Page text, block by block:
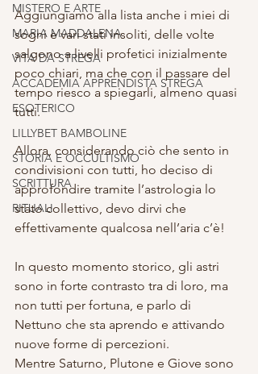
MISTERO E ARTE
MARIA MADDALENA
VITA DA STREGA
ACCADEMIA APPRENDISTA STREGA
ESOTERICO
LILLYBET BAMBOLINE
STORIA E OCCULTISMO
SCRITTURA
RITUALI
Aggiungiamo alla lista anche i miei di
sogni e vari stati insoliti, delle volte
salgono a livelli profetici inizialmente
poco chiari, ma che con il passare del
tempo riesco a spiegarli, almeno quasi
tutti.
Allora, considerando ciò che sento in
condivisioni con tutti, ho deciso di
approfondire tramite l’astrologia lo
stato collettivo, devo dirvi che
effettivamente qualcosa nell’aria c’è!
In questo momento storico, gli astri
sono in forte contrasto tra di loro, ma
non tutti per fortuna, e parlo di
Nettuno che sta aprendo e attivando
nuove forme di percezioni.
Mentre Saturno, Plutone e Giove sono